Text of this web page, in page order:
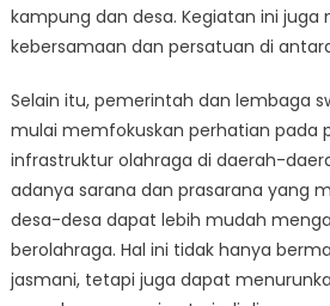
kampung dan desa. Kegiatan ini juga
kebersamaan dan persatuan di
Selain itu, pemerintah dan lembaga
mulai memfokuskan perhatian pada
infrastruktur olahraga di daerah-
adanya sarana dan prasarana yang
desa-desa dapat lebih mudah
berolahraga. Hal ini tidak hanya
jasmani, tetapi juga dapat